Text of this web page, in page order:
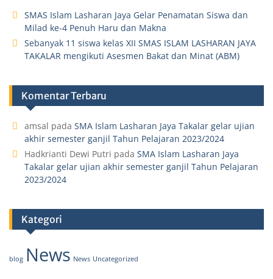
SMAS Islam Lasharan Jaya Gelar Penamatan Siswa dan
Milad ke-4 Penuh Haru dan Makna
Sebanyak 11 siswa kelas XII SMAS ISLAM LASHARAN JAYA
TAKALAR mengikuti Asesmen Bakat dan Minat (ABM)
Komentar Terbaru
amsal pada SMA Islam Lasharan Jaya Takalar gelar ujian
akhir semester ganjil Tahun Pelajaran 2023/2024
Hadkrianti Dewi Putri pada SMA Islam Lasharan Jaya
Takalar gelar ujian akhir semester ganjil Tahun Pelajaran
2023/2024
Kategori
blog News News Uncategorized